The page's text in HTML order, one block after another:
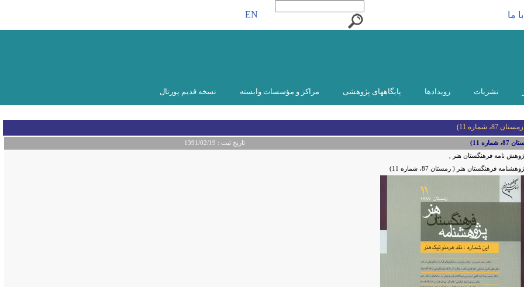
ما EN
نشریات رویدادها پایگاههای پژوهشی مراکز و مؤسسات وابسته نسخه قدیم پورتال
شماره 11)
11) تاریخ ثبت : 1391/02/19
نامه فرهنگستان هنر ,
فرهنگستان هنر ( زمستان 87، شماره 11)